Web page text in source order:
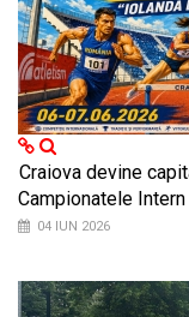
Craiova devine
Campionatele Intern
04 IUN 2026